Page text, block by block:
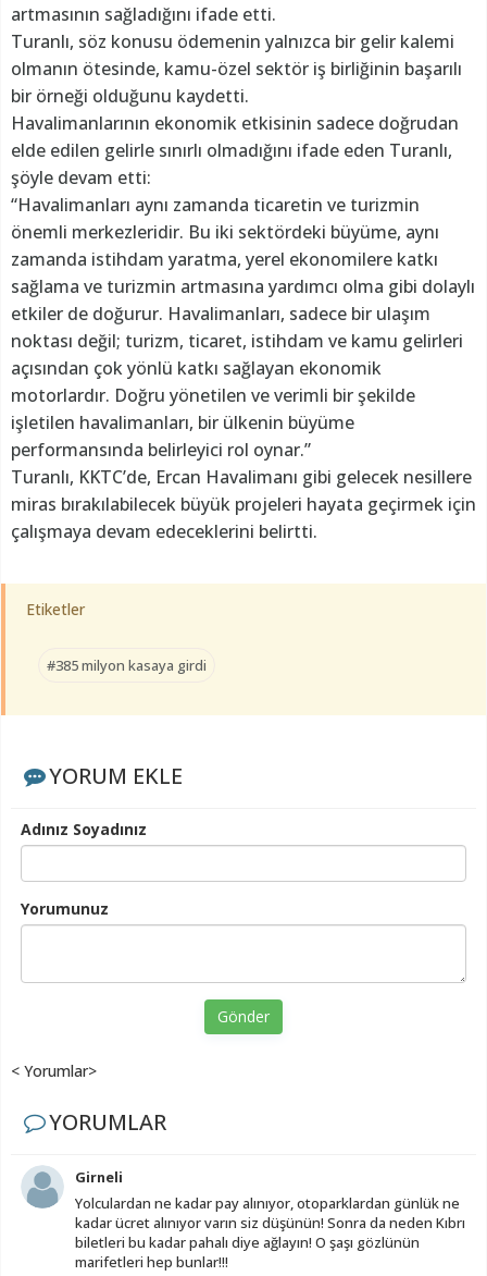
artmasının sağladığını ifade etti.
Turanlı, söz konusu ödemenin yalnızca bir gelir kalemi
olmanın ötesinde, kamu-özel sektör iş birliğinin başarılı
bir örneği olduğunu kaydetti.
Havalimanlarının ekonomik etkisinin sadece doğrudan
elde edilen gelirle sınırlı olmadığını ifade eden Turanlı,
şöyle devam etti:
“Havalimanları aynı zamanda ticaretin ve turizmin
önemli merkezleridir. Bu iki sektördeki büyüme, aynı
zamanda istihdam yaratma, yerel ekonomilere katkı
sağlama ve turizmin artmasına yardımcı olma gibi dolaylı
etkiler de doğurur. Havalimanları, sadece bir ulaşım
noktası değil; turizm, ticaret, istihdam ve kamu gelirleri
açısından çok yönlü katkı sağlayan ekonomik
motorlardır. Doğru yönetilen ve verimli bir şekilde
işletilen havalimanları, bir ülkenin büyüme
performansında belirleyici rol oynar.”
Turanlı, KKTC’de, Ercan Havalimanı gibi gelecek nesillere
miras bırakılabilecek büyük projeleri hayata geçirmek için
çalışmaya devam edeceklerini belirtti.
Etiketler
#385 milyon kasaya girdi
YORUM EKLE
Adınız Soyadınız
Yorumunuz
Gönder
< Yorumlar>
YORUMLAR
Girneli
Yolculardan ne kadar pay alınıyor, otoparklardan günlük ne
kadar ücret alınıyor varın siz düşünün! Sonra da neden Kıbrı
biletleri bu kadar pahalı diye ağlayın! O şaşı gözlünün
marifetleri hep bunlar!!!